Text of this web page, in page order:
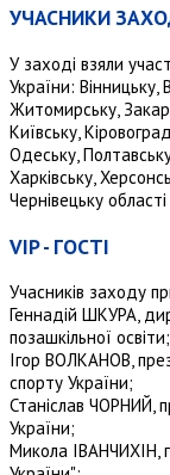
УЧАСНИКИ
У заході взяли
України:
Житомирську,
Київську,
Одеську,
Харківську,
Чернівецьку
VIP - ГОСТІ
Учасників заходу
Геннадій ШКУРА,
позашкільної освіти;
Ігор ВОЛКАНОВ,
спорту України;
Станіслав ЧОРНИЙ,
України;
Микола ІВАНЧИХІН,